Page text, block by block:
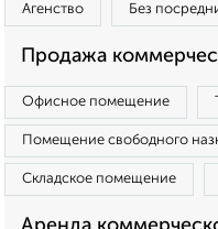
Агенство Без
Продажа
Офисное помещение
Помещение свободного
Складское помещение